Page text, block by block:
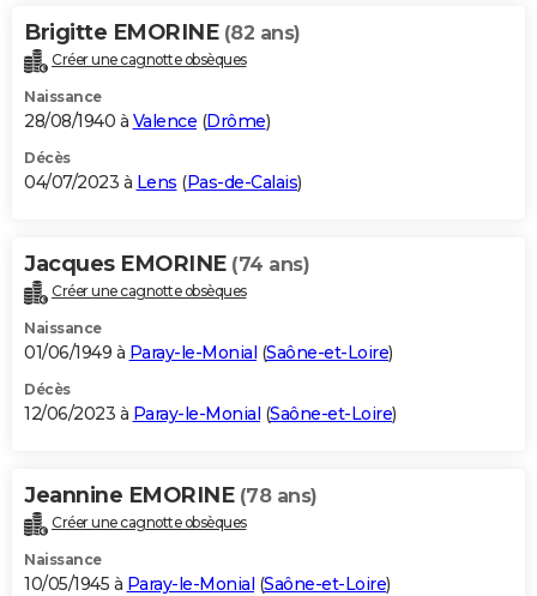
Brigitte EMORINE (82 ans)
Créer une cagnotte obsèques
Naissance
28/08/1940 à Valence (Drôme)
Décès
04/07/2023 à Lens (Pas-de-Calais)
Jacques EMORINE (74 ans)
Créer une cagnotte obsèques
Naissance
01/06/1949 à Paray-le-Monial (Saône-et-Loire)
Décès
12/06/2023 à Paray-le-Monial (Saône-et-Loire)
Jeannine EMORINE (78 ans)
Créer une cagnotte obsèques
Naissance
10/05/1945 à Paray-le-Monial (Saône-et-Loire)